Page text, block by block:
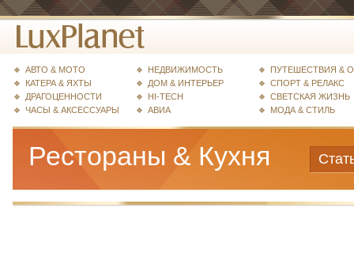
АВТО & МОТО
КАТЕРА & ЯХТЫ
ДРАГОЦЕННОСТИ
ЧАСЫ & АКСЕССУАРЫ
НЕДВИЖИМОСТЬ
ДОМ & ИНТЕРЬЕР
HI-TECH
АВИА
ПУТЕШЕСТВИЯ &
СПОРТ & РЕЛАКС
СВЕТСКАЯ ЖИЗНЬ
МОДА & СТИЛЬ
Рестораны & Кухня